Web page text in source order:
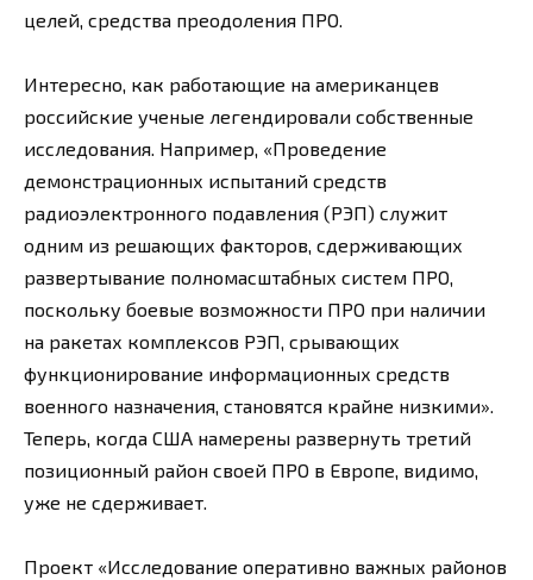
целей, средства преодоления ПРО.
Интересно, как работающие на американцев
российские ученые легендировали собственные
исследования. Например, «Проведение
демонстрационных испытаний средств
радиоэлектронного подавления (РЭП) служит
одним из решающих факторов, сдерживающих
развертывание полномасштабных систем ПРО,
поскольку боевые возможности ПРО при наличии
на ракетах комплексов РЭП, срывающих
функционирование информационных средств
военного назначения, становятся крайне низкими».
Теперь, когда США намерены развернуть третий
позиционный район своей ПРО в Европе, видимо,
уже не сдерживает.
Проект «Исследование оперативно важных районов